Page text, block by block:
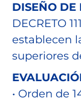
DISEÑO DE
DECRETO
establecen
superiores
• Orden de